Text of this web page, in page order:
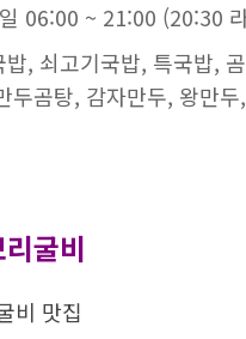
06:00 ~ 21:00 (20:30
, 쇠고기국밥, 특국밥,
두곰탕, 감자만두, 왕만
굴비
비 맛집